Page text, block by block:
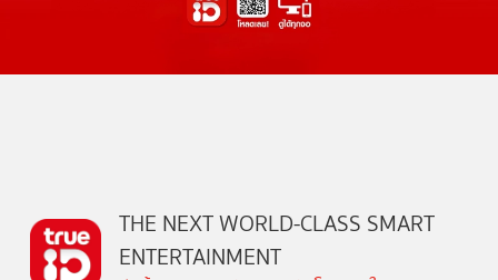
THE NEXT WORLD-CLASS SMART
ENTERTAINMENT